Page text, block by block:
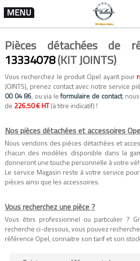
MENU
Pièces détachées de
13334078(KIT JOINTS)
Vous recherchez le produit Opel ayant pour
JOINTS), prenez contact avec notre service
00 04 86, ou via leformulaire de contact,
de 226.50 € HT(à titre indicatif) !
Nos pièces détachées et accessoires
Nous vendons des pièces détachées et
chacun des modèles disponible dans la
donneront une touche personnelle à votre
Le service Magasin reste à votre service
pièces ainsi que les accessoires.
Vous recherchez une pièce ?
Vous êtes professionnel ou particulier ?
recherche ci-dessous, vous pouvez
référence Opel, connaitre son tarif et son